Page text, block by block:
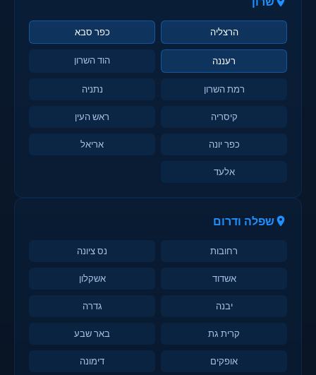
הרצליה כפר סבא
רעננה הוד השרון
רמת השרון נתניה
קיסריה ראש העין
כפר יונה אריאל
אלעד
שפלה ודרום
רחובות נס ציונה
אשדוד אשקלון
יבנה גדרה
קרית גת באר שבע
אופקים דימונה